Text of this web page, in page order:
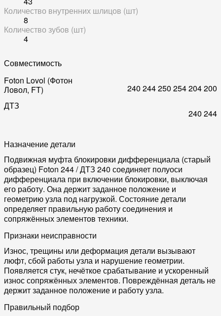
Количество внутренних шлицов (шт)
8
Количество зубов (шт)
4
Совместимость
Foton Lovol (Фотон
Ловол, FT)
240 244250 254204200
ДТЗ
240 244
Назначение детали
Подвижная муфта блокировки дифференциала (старый
образец) Foton 244 / ДТЗ 240 соединяет полуоси
дифференциала при включении блокировки, выключая
его работу. Она держит заданное положение и
геометрию узла под нагрузкой. Состояние детали
определяет правильную работу соединения и
сопряжённых элементов техники.
Признаки неисправности
Износ, трещины или деформация детали вызывают
люфт, сбой работы узла и нарушение геометрии.
Появляется стук, нечёткое срабатывание и ускоренный
износ сопряжённых элементов. Повреждённая деталь не
держит заданное положение и работу узла.
Правильный подбор